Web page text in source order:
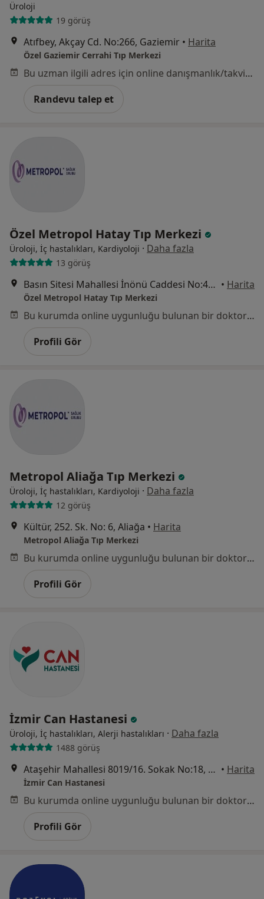
Üroloji
19 görüş
Atıfbey, Akçay Cd. No:266, Gaziemir • Harita
Özel Gaziemir Cerrahi Tıp Merkezi
Bu uzman ilgili adres için online danışmanlık/takvim sunmuyor.
Randevu talep et
Özel Metropol Hatay Tıp Merkezi
Üroloji, İç hastalıkları, Kardiyoloji · Daha fazla
13 görüş
Basın Sitesi Mahallesi İnönü Caddesi No:471/A , İzmir, Karabağlar • Harita
Özel Metropol Hatay Tıp Merkezi
Bu kurumda online uygunluğu bulunan bir doktor veya uzman bulunamadı
Profili Gör
Metropol Aliağa Tıp Merkezi
Üroloji, İç hastalıkları, Kardiyoloji · Daha fazla
12 görüş
Kültür, 252. Sk. No: 6, Aliağa • Harita
Metropol Aliağa Tıp Merkezi
Bu kurumda online uygunluğu bulunan bir doktor veya uzman bulunamadı
Profili Gör
İzmir Can Hastanesi
Üroloji, İç hastalıkları, Alerji hastalıkları · Daha fazla
1488 görüş
Ataşehir Mahallesi 8019/16. Sokak No:18, Çiğli • Harita
İzmir Can Hastanesi
Bu kurumda online uygunluğu bulunan bir doktor veya uzman bulunamadı
Profili Gör